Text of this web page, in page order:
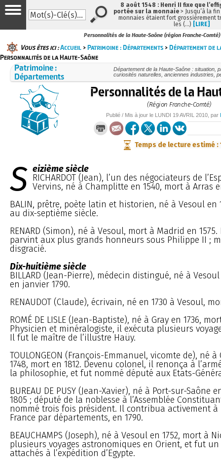
Personnalités de la Haute-Saône (région Franche-Comté)
Vous êtes ici :Accueil >Patrimoine : Départements >Département de
Personnalités de la Haute-Saône
Patrimoine :
Départements
Département de la Haute-Saône : situation,
curiosités naturelles, anciennes industries,
Personnalités de la
(Région Franche-Comté)
Publié / Mis à jour le LUNDI 19 AVRIL 2010 , par
Temps de lecture estimé :
S eizième siècle
RICHARDOT (Jean), l’un des négociateurs de
Vervins, né à Champlitte en 1540, mort à Arras
BALIN, prêtre, poète latin et historien, né à Vesoul en
au dix-septième siècle.
RENARD (Simon), né à Vesoul, mort à Madrid en
parvint aux plus grands honneurs sous Philippe II ;
disgracié.
Dix-huitième siècle
BILLARD (Jean-Pierre), médecin distingué, né à
en janvier 1790.
RENAUDOT (Claude), écrivain, né en 1730 à Vesoul,
ROMÉ DE LISLE (Jean-Baptiste), né à Gray en 1736,
Physicien et minéralogiste, il exécuta plusieurs
Il fut le maître de l’illustre Haüy.
TOULONGEON (François-Emmanuel, vicomte de), né
1748, mort en 1812. Devenu colonel, il renonça à
la philosophie, et fut nommé député aux Etats-
BUREAU DE PUSY (Jean-Xavier), né à Port-sur-Saône
1805 ; député de la noblesse à l’Assemblée
nommé trois fois président. Il contribua activement
France par départements, en 1790.
BEAUCHAMPS (Joseph), né à Vesoul en 1752, mort à
plusieurs voyages astronomiques en Orient, et fut un
attachés à l’expédition d’Egypte.
8 août 1548 : Henri II fixe que
portée sur la monnaie > Jusqu’à la
monnaies étaient fort grossièrement
les (…) [LIRE]